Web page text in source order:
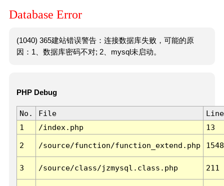
Database Error
(1040) 365建站错误警告：连接数据库失败，可能的原
因：1、数据库密码不对; 2、mysql未启动。
PHP Debug
No. File
Line
1
/index.php 13
2 /source/function/function_extend.php 1548
3 /source/class/jzmysql.class.php 211